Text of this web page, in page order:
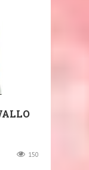
150